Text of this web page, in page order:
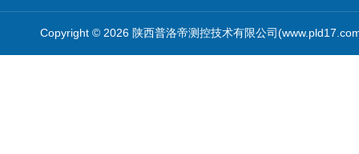
Copyright © 2026 陕西普洛帝测控技术有限公司